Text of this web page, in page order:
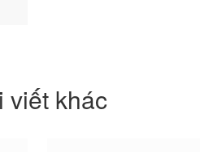
viết khác